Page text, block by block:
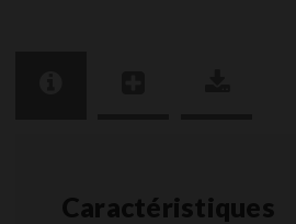
Caractéristiques